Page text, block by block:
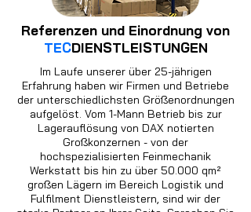
Referenzen und Einordnung von
TECDIENSTLEISTUNGEN
Im Laufe unserer über 25-jährigen
Erfahrung haben wir Firmen und Betriebe
der unterschiedlichsten Größenordnungen
aufgelöst. Vom 1-Mann Betrieb bis zur
Lagerauflösung von DAX notierten
Großkonzernen - von der
hochspezialisierten Feinmechanik
Werkstatt bis hin zu über 50.000 qm²
großen Lägern im Bereich Logistik und
Fulfilment Dienstleistern, sind wir der